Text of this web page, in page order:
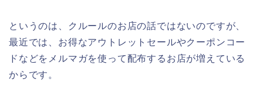
というのは、クルールのお店の話ではないのですが、
最近では、お得なアウトレットセールやクーポンコー
ドなどをメルマガを使って配布するお店が増えている
からです。